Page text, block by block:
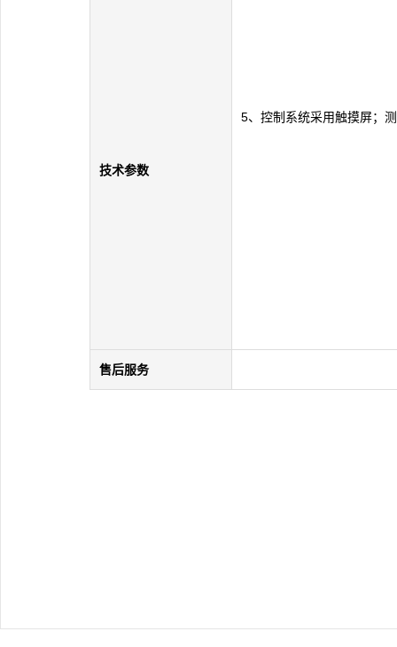
技术参数
5、控制系统采用触摸屏；
售后服务